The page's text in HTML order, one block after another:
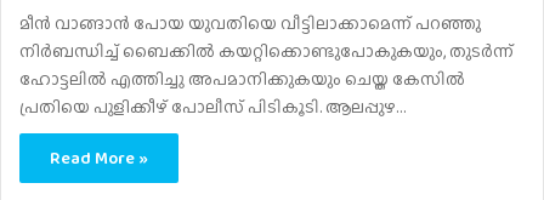
മീൻ വാങ്ങാൻ പോയ യുവതിയെ വീട്ടിലാക്കാമെന്ന് പറഞ്ഞു
നിർബന്ധിച്ച് ബൈക്കിൽ കയറ്റിക്കൊണ്ടുപോകുകയും, തുടർന്ന്
ഹോട്ടലിൽ എത്തിച്ചു അപമാനിക്കുകയും ചെയ്ത കേസിൽ
പ്രതിയെ പുളിക്കീഴ് പോലീസ് പിടികൂടി. ആലപ്പുഴ…
Read More »